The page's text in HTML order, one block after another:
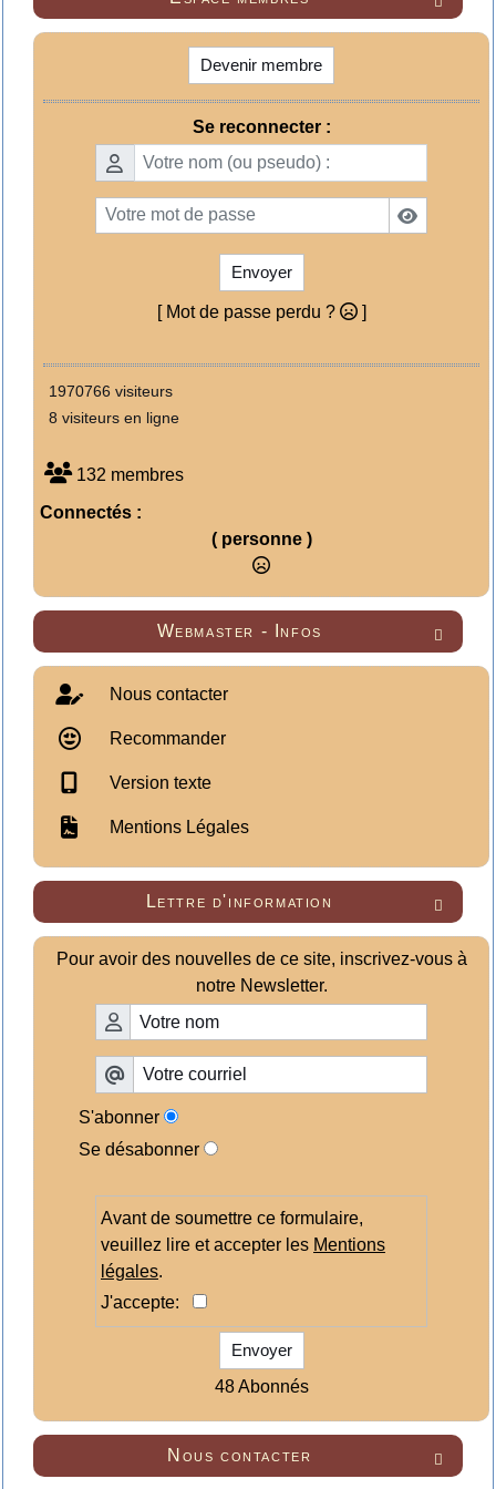
Devenir membre
Se reconnecter :
Envoyer
[ Mot de passe perdu ? ]
1970766 visiteurs
8 visiteurs en ligne
132 membres
Connectés :
( personne )

Webmaster - Infos
Nous contacter
Recommander
Version texte
Mentions Légales

Lettre d'information
Pour avoir des nouvelles de ce site, inscrivez-vous à
notre Newsletter.
S'abonner
Se désabonner
Avant de soumettre ce formulaire,
veuillez lire et accepter les Mentions
légales.
J'accepte:
Envoyer
48 Abonnés

Nous contacter